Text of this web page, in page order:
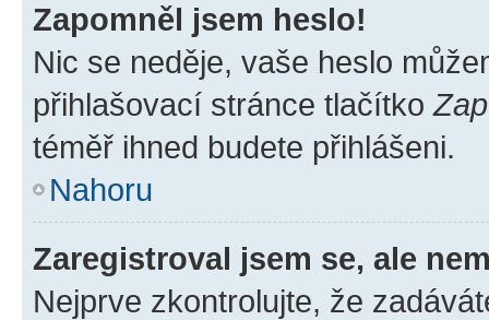
Zapomněl jsem heslo!
Nic se neděje, vaše heslo
přihlašovací stránce tlačítko
téměř ihned budete přihlášeni.
Nahoru
Zaregistroval jsem se, ale
Nejprve zkontrolujte, že